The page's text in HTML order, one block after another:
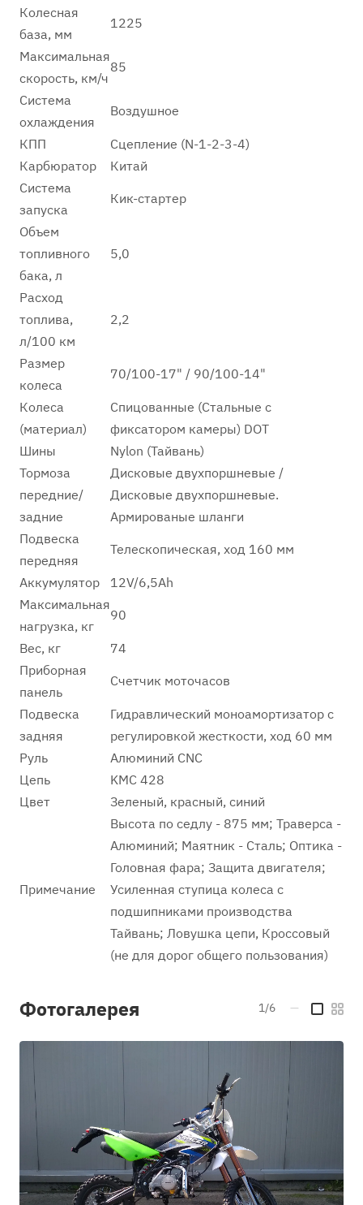
Колесная
база, мм
1225
Максимальная
скорость, км/ч
85
Система
охлаждения
Воздушное
КПП
Сцепление (N-1-2-3-4)
Карбюратор
Китай
Система
запуска
Кик-стартер
Объем
топливного
бака, л
5,0
Расход
топлива,
л/100 км
2,2
Размер
колеса
70/100-17" / 90/100-14"
Колеса
(материал)
Cпицованные (Стальные с
фиксатором камеры) DOT
Шины
Nylon (Тайвань)
Тормоза
передние/
задние
Дисковые двухпоршневые /
Дисковые двухпоршневые.
Армированые шланги
Подвеска
передняя
Телескопическая, ход 160 мм
Аккумулятор
12V/6,5Ah
Максимальная
нагрузка, кг
90
Вес, кг
74
Приборная
панель
Счетчик моточасов
Подвеска
задняя
Гидравлический моноамортизатор с
регулировкой жесткости, ход 60 мм
Руль
Алюминий CNC
Цепь
KMC 428
Цвет
Зеленый, красный, синий
Примечание
Высота по седлу - 875 мм; Траверса -
Алюминий; Маятник - Сталь; Оптика -
Головная фара; Защита двигателя;
Усиленная ступица колеса с
подшипниками производства
Тайвань; Ловушка цепи, Кроссовый
(не для дорог общего пользования)
Фотогалерея 1/6 —